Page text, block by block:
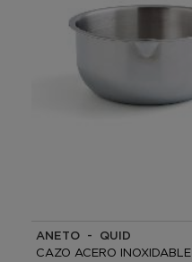
ANETO - QUID
CAZO ACERO INOXIDABLE